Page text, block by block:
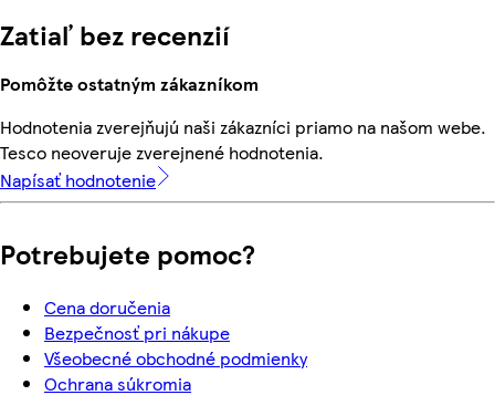
Zatiaľ bez recenzií
Pomôžte ostatným zákazníkom
Hodnotenia zverejňujú naši zákazníci priamo na našom webe.
Tesco neoveruje zverejnené hodnotenia.
Napísať hodnotenie
Potrebujete pomoc?
Cena doručenia
Bezpečnosť pri nákupe
Všeobecné obchodné podmienky
Ochrana súkromia